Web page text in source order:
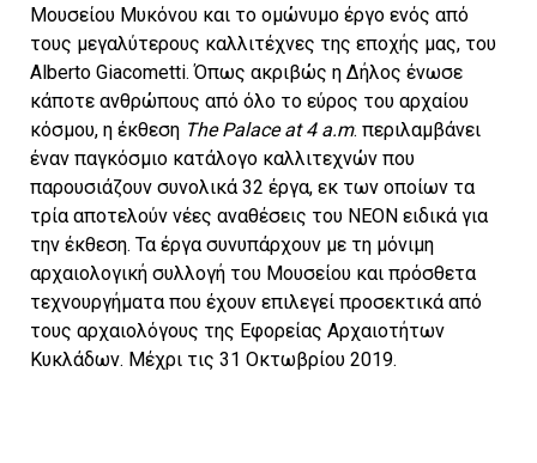
Μουσείου Μυκόνου και το ομώνυμο έργο ενός από
τους μεγαλύτερους καλλιτέχνες της εποχής μας, του
Alberto Giacometti. Όπως ακριβώς η Δήλος ένωσε
κάποτε ανθρώπους από όλο το εύρος του αρχαίου
κόσμου, η έκθεση The Palace at 4 a.m. περιλαμβάνει
έναν παγκόσμιο κατάλογο καλλιτεχνών που
παρουσιάζουν συνολικά 32 έργα, εκ των οποίων τα
τρία αποτελούν νέες αναθέσεις του ΝΕΟΝ ειδικά για
την έκθεση. Τα έργα συνυπάρχουν με τη μόνιμη
αρχαιολογική συλλογή του Μουσείου και πρόσθετα
τεχνουργήματα που έχουν επιλεγεί προσεκτικά από
τους αρχαιολόγους της Εφορείας Αρχαιοτήτων
Κυκλάδων. Μέχρι τις 31 Οκτωβρίου 2019.